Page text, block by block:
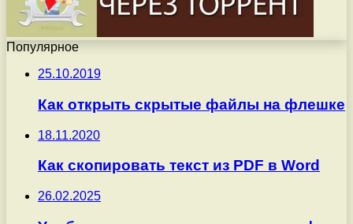
Популярное
25.10.2019
Как открыть скрытые файлы на флешке
18.11.2020
Как скопировать текст из PDF в Word
26.02.2025